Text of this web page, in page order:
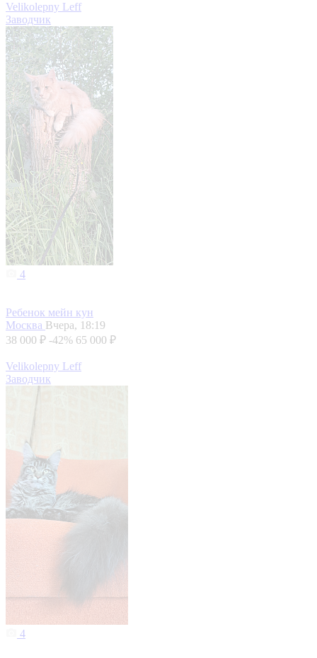
Velikolepny Leff
Заводчик
4
Ребенок мейн кун
Москва Вчера, 18:19
38 000 ₽ -42% 65 000 ₽
Velikolepny Leff
Заводчик
4